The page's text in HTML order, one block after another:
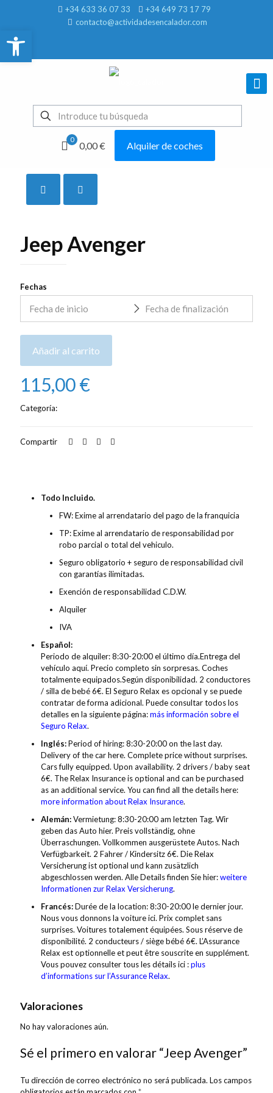
+34 633 36 07 33
+34 649 73 17 79
contacto@actividadesencalador.com
0
0,00 € Alquiler de coches
Jeep Avenger
Fechas
Añadir al carrito
115,00€
Categoría:
Compartir
Todo Incluido.
FW: Exime al arrendatario del pago de la franquicia
TP: Exime al arrendatario de responsabilidad por
robo parcial o total del vehiculo.
Seguro obligatorio + seguro de responsabilidad civil
con garantías ilimitadas.
Exención de responsabilidad C.D.W.
Alquiler
IVA
Español:
Periodo de alquiler: 8:30-20:00 el último día.Entrega del
vehículo aquí. Precio completo sin sorpresas. Coches
totalmente equipados.Según disponibilidad. 2 conductores
/ silla de bebé 6€. El Seguro Relax es opcional y se puede
contratar de forma adicional. Puede consultar todos los
detalles en la siguiente página:más información sobre el
Seguro Relax.
Inglés:Period of hiring: 8:30-20:00 on the last day.
Delivery of the car here. Complete price without surprises.
Cars fully equipped. Upon availability. 2 drivers / baby seat
6€. The Relax Insurance is optional and can be purchased
as an additional service. You can find all the details here:
more information about Relax Insurance.
Alemán:Vermietung: 8:30-20:00 am letzten Tag. Wir
geben das Auto hier. Preis vollständig, ohne
Überraschungen. Vollkommen ausgerüstete Autos. Nach
Verfügbarkeit. 2 Fahrer / Kindersitz 6€. Die Relax
Versicherung ist optional und kann zusätzlich
abgeschlossen werden. Alle Details finden Sie hier:weitere
Informationen zur Relax Versicherung.
Francés:Durée de la location: 8:30-20:00 le dernier jour.
Nous vous donnons la voiture ici. Prix complet sans
surprises. Voitures totalement équipées. Sous réserve de
disponibilité. 2 conducteurs / siège bébé 6€. L’Assurance
Relax est optionnelle et peut être souscrite en supplément.
Vous pouvez consulter tous les détails ici :plus
d’informations sur l’Assurance Relax.
Valoraciones
No hay valoraciones aún.
Sé el primero en valorar “Jeep Avenger”
Tu dirección de correo electrónico no será publicada. Los campos
Abrir barra de herramientas